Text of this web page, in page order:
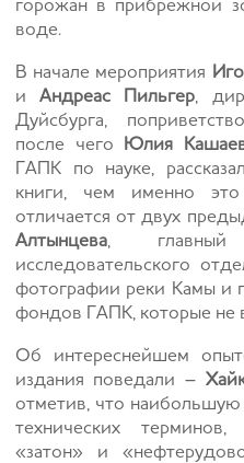
горожан в прибрежной
воде.
В начале мероприятия
иАндреас Пильгер,
Дуйсбурга,
после чего
Юлия
ГАПК по науке,
книги, чем именно это
отличается от двух
Алтынцева, главный
исследовательского
фотографии реки Камы и
фондов ГАПК, которые не
Об интереснейшем
издания поведали –
отметив, что наибольшую
технических
«затон» и